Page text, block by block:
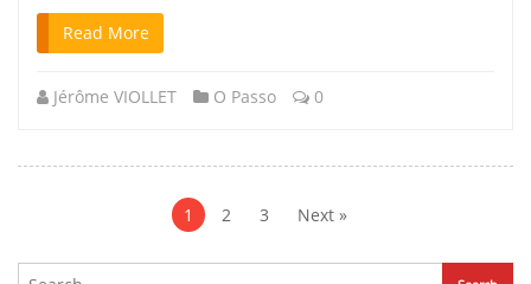
Read More
Jérôme VIOLLET O Passo 0
1 2 3 Next »